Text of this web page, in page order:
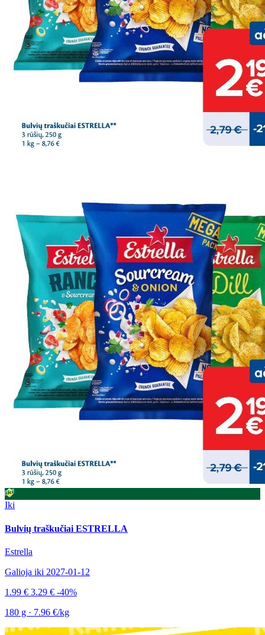
Iki
Bulvių traškučiai ESTRELLA
Estrella
Galioja iki 2027-01-12
1.99 € 3.29 € -40%
180 g · 7.96 €/kg